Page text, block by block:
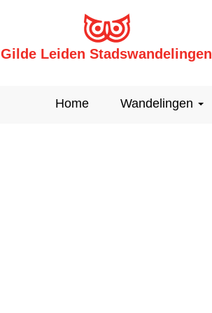
Gilde Leiden Stadswandelingen
Home Wandelingen